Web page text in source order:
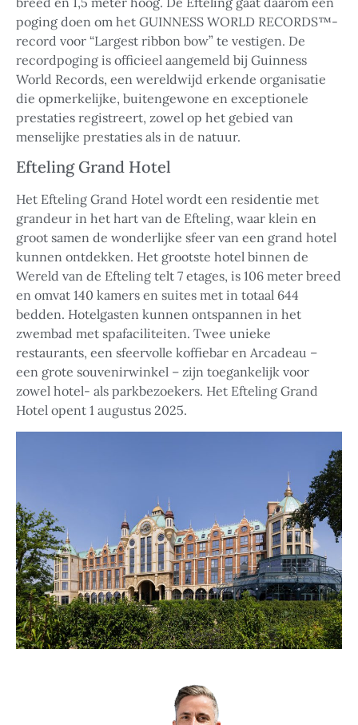
poging doen om het GUINNESS WORLD RECORDS™-
record voor “Largest ribbon bow” te vestigen. De
recordpoging is officieel aangemeld bij Guinness
World Records, een wereldwijd erkende organisatie
die opmerkelijke, buitengewone en exceptionele
prestaties registreert, zowel op het gebied van
menselijke prestaties als in de natuur.
Efteling Grand Hotel
Het Efteling Grand Hotel wordt een residentie met
grandeur in het hart van de Efteling, waar klein en
groot samen de wonderlijke sfeer van een grand hotel
kunnen ontdekken. Het grootste hotel binnen de
Wereld van de Efteling telt 7 etages, is 106 meter breed
en omvat 140 kamers en suites met in totaal 644
bedden. Hotelgasten kunnen ontspannen in het
zwembad met spafaciliteiten. Twee unieke
restaurants, een sfeervolle koffiebar en Arcadeau –
een grote souvenirwinkel – zijn toegankelijk voor
zowel hotel- als parkbezoekers. Het Efteling Grand
Hotel opent 1 augustus 2025.